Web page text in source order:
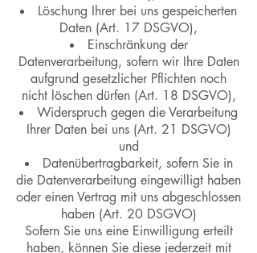
Löschung Ihrer bei uns gespeicherten
Daten (Art. 17 DSGVO),
Einschränkung der
Datenverarbeitung, sofern wir Ihre Daten
aufgrund gesetzlicher Pflichten noch
nicht löschen dürfen (Art. 18 DSGVO),
Widerspruch gegen die Verarbeitung
Ihrer Daten bei uns (Art. 21 DSGVO)
und
Datenübertragbarkeit, sofern Sie in
die Datenverarbeitung eingewilligt haben
oder einen Vertrag mit uns abgeschlossen
haben (Art. 20 DSGVO)
Sofern Sie uns eine Einwilligung erteilt
haben, können Sie diese jederzeit mit